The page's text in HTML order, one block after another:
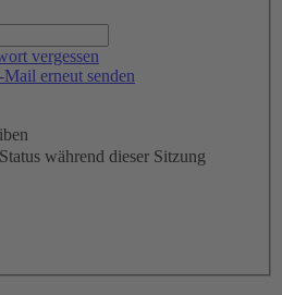
vergessen
erneut senden
während dieser Sitzung